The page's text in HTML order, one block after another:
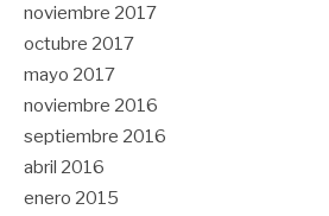
noviembre 2017
octubre 2017
mayo 2017
noviembre 2016
septiembre 2016
abril 2016
enero 2015